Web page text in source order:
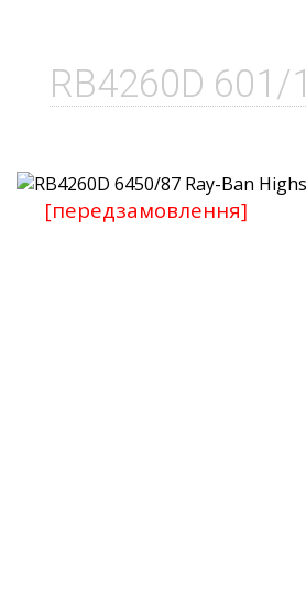
RB4260D 601/1
[передзамовлення]